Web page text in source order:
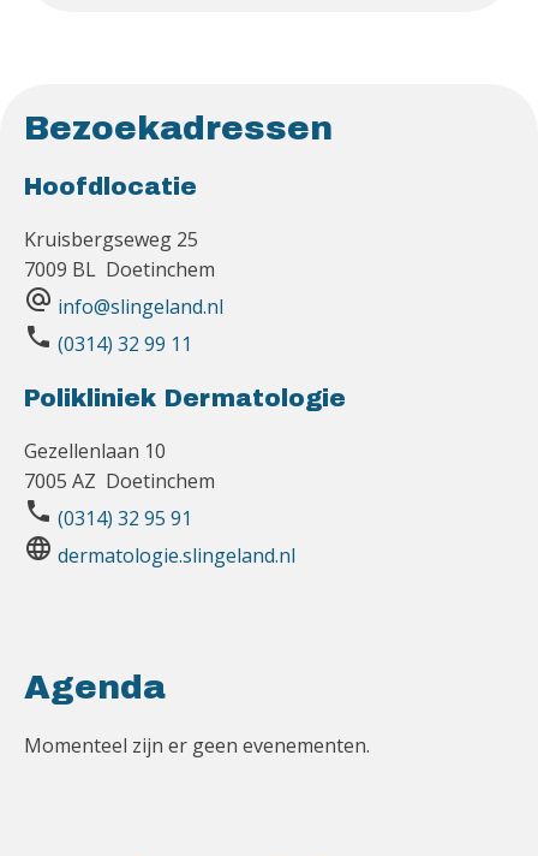
Bezoekadressen
Hoofdlocatie
Kruisbergseweg 25
7009 BL Doetinchem
alternate_email info@slingeland.nl
phone (0314) 32 99 11
Polikliniek Dermatologie
Gezellenlaan 10
7005 AZ Doetinchem
phone (0314) 32 95 91
language dermatologie.slingeland.nl
Agenda
Momenteel zijn er geen evenementen.